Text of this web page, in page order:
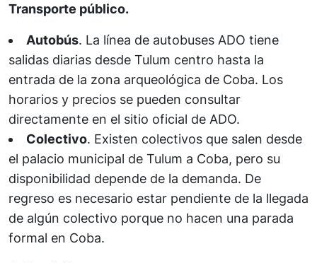
Transporte público.
Autobús. La línea de autobuses ADO tiene
salidas diarias desde Tulum centro hasta la
entrada de la zona arqueológica de Coba. Los
horarios y precios se pueden consultar
directamente en el sitio oficial de ADO.
Colectivo. Existen colectivos que salen desde
el palacio municipal de Tulum a Coba, pero su
disponibilidad depende de la demanda. De
regreso es necesario estar pendiente de la llegada
de algún colectivo porque no hacen una parada
formal en Coba.